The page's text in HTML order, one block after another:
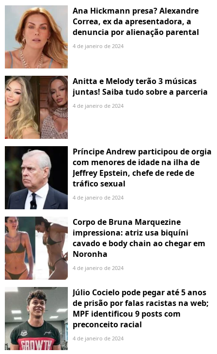
Ana Hickmann presa? Alexandre
Correa, ex da apresentadora, a
denuncia por alienação parental
4 de janeiro de 2024
Anitta e Melody terão 3 músicas
juntas! Saiba tudo sobre a parceria
4 de janeiro de 2024
Príncipe Andrew participou de orgia
com menores de idade na ilha de
Jeffrey Epstein, chefe de rede de
tráfico sexual
4 de janeiro de 2024
Corpo de Bruna Marquezine
impressiona: atriz usa biquíni
cavado e body chain ao chegar em
Noronha
4 de janeiro de 2024
Júlio Cocielo pode pegar até 5 anos
de prisão por falas racistas na web;
MPF identificou 9 posts com
preconceito racial
4 de janeiro de 2024